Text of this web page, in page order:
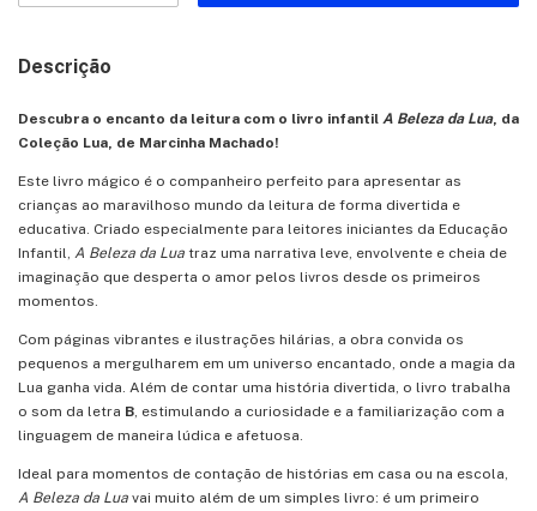
Descrição
Descubra o encanto da leitura com o livro infantil A Beleza da Lua, da
Coleção Lua, de Marcinha Machado!
Este livro mágico é o companheiro perfeito para apresentar as
crianças ao maravilhoso mundo da leitura de forma divertida e
educativa. Criado especialmente para leitores iniciantes da Educação
Infantil, A Beleza da Lua traz uma narrativa leve, envolvente e cheia de
imaginação que desperta o amor pelos livros desde os primeiros
momentos.
Com páginas vibrantes e ilustrações hilárias, a obra convida os
pequenos a mergulharem em um universo encantado, onde a magia da
Lua ganha vida. Além de contar uma história divertida, o livro trabalha
o som da letra B, estimulando a curiosidade e a familiarização com a
linguagem de maneira lúdica e afetuosa.
Ideal para momentos de contação de histórias em casa ou na escola,
A Beleza da Lua vai muito além de um simples livro: é um primeiro